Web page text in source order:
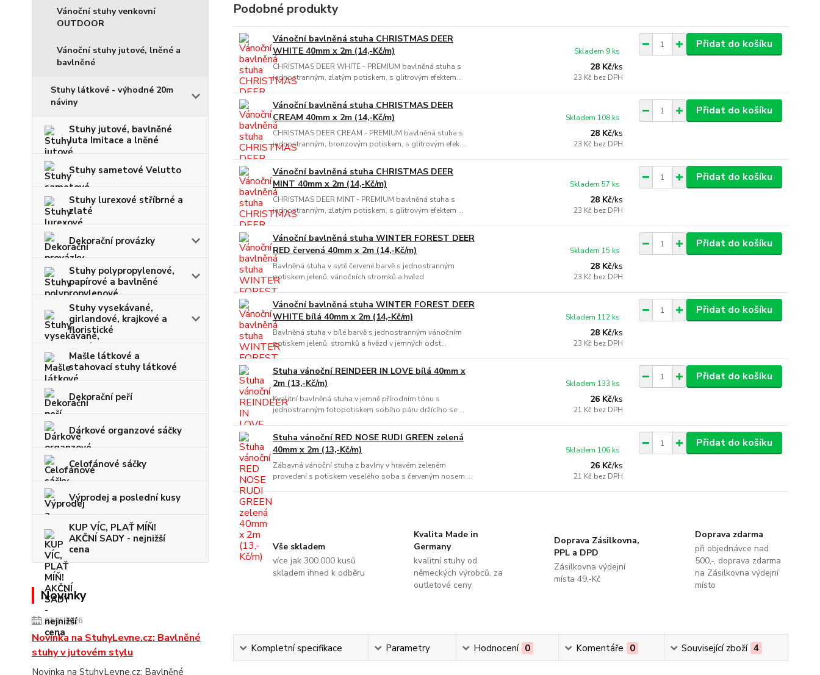
Vánoční stuhy venkovní
OUTDOOR
Vánoční stuhy jutové, lněné a
bavlněné
Stuhy látkové - výhodné 20m
náviny
Stuhy jutové, bavlněné
Juta Imitace a lněné
Stuhy sametové Velutto
Stuhy lurexové stříbrné a
zlaté
Dekorační provázky
Stuhy polypropylenové,
papírové a bavlněné
Stuhy vysekávané,
girlandové, krajkové a
floristické
Mašle látkové a
stahovací stuhy látkové
Dekorační peří
Dárkové organzové sáčky
Celofánové sáčky
Výprodej a poslední kusy
KUP VÍC, PLAŤ MÍŇ!
AKČNÍ SADY - nejnižší
cena
Novinky
07.05.2026
Novinka na StuhyLevne.cz: Bavlněné
stuhy v jutovém stylu
Novinka na StuhyLevne.cz: Bavlněné
Podobné produkty
Vánoční bavlněná stuha CHRISTMAS DEER
WHITE 40mm x 2m (14,-Kč/m)
CHRISTMAS DEER WHITE - PREMIUM bavlněná stuha s
jednostranným, zlatým potiskem, s glitrovým efektem...
28 Kč/ks
23 Kč bez DPH
Skladem 9 ks
Přidat do košíku
Vánoční bavlněná stuha CHRISTMAS DEER
CREAM 40mm x 2m (14,-Kč/m)
CHRISTMAS DEER CREAM - PREMIUM bavlněná stuha s
jednostranným, bronzovým potiskem, s glitrovým efek...
28 Kč/ks
23 Kč bez DPH
Skladem 108 ks
Přidat do košíku
Vánoční bavlněná stuha CHRISTMAS DEER
MINT 40mm x 2m (14,-Kč/m)
CHRISTMAS DEER MINT - PREMIUM bavlněná stuha s
jednostranným, zlatým potiskem, s glitrovým efektem ...
28 Kč/ks
23 Kč bez DPH
Skladem 57 ks
Přidat do košíku
Vánoční bavlněná stuha WINTER FOREST DEER
RED červená 40mm x 2m (14,-Kč/m)
Bavlněná stuha v sytě červené barvě s jednostranným
potiskem jelenů, vánočních stromků a hvězd
28 Kč/ks
23 Kč bez DPH
Skladem 15 ks
Přidat do košíku
Vánoční bavlněná stuha WINTER FOREST DEER
WHITE bílá 40mm x 2m (14,-Kč/m)
Bavlněná stuha v bílé barvě s jednostranným vánočním
potiskem jelenů, stromků a hvězd v jemných odst...
28 Kč/ks
23 Kč bez DPH
Skladem 112 ks
Přidat do košíku
Stuha vánoční REINDEER IN LOVE bílá 40mm x
2m (13,-Kč/m)
Kvalitní bavlněná stuha v jemně přírodním tónu s
jednostranným fotopotiskem sobího páru držícího se ...
26 Kč/ks
21 Kč bez DPH
Skladem 133 ks
Přidat do košíku
Stuha vánoční RED NOSE RUDI GREEN zelená
40mm x 2m (13,-Kč/m)
Zábavná vánoční stuha z bavlny v hravém zeleném
provedení s potiskem veselého soba s červeným nosem ...
26 Kč/ks
21 Kč bez DPH
Skladem 106 ks
Přidat do košíku
Vše skladem
více jak 300.000 kusů
skladem ihned k odběru
Kvalita Made in
Germany
kvalitní stuhy od
německých výrobců, za
outletové ceny
Doprava Zásilkovna,
PPL a DPD
Zásilkovna výdejní
místa 49,-Kč
Doprava zdarma
při objednávce nad
500,-, doprava zdarma
na Zásilkovna výdejní
místo
Kompletní specifikace Parametry Hodnocení 0 Komentáře 0 Související zboží 4